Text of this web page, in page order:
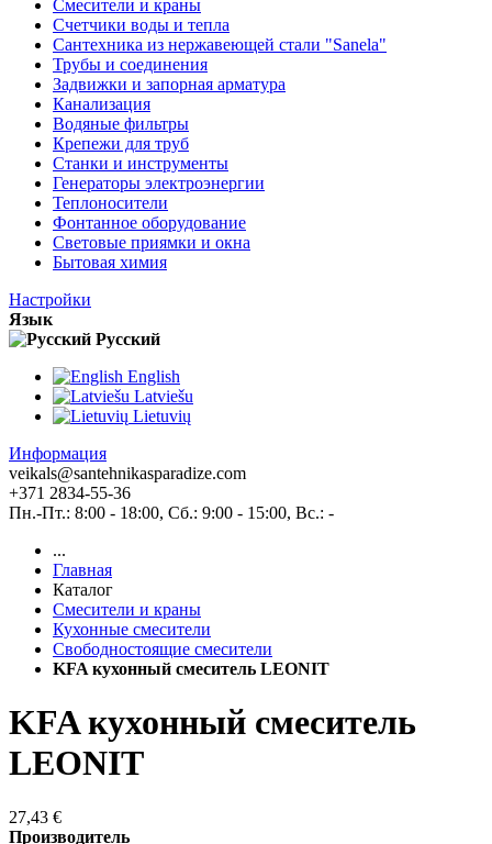
Смесители и краны
Счетчики воды и тепла
Сантехника из нержавеющей стали "Sanela"
Трубы и соединения
Задвижки и запорная арматура
Канализация
Водяные фильтры
Крепежи для труб
Станки и инструменты
Генераторы электроэнергии
Теплоносители
Фонтанное оборудование
Световые приямки и окна
Бытовая химия
Настройки
Язык
Pусский
English
Latviešu
Lietuvių
Информация
veikals@santehnikasparadize.com
+371 2834-55-36
Пн.-Пт.: 8:00 - 18:00, Сб.: 9:00 - 15:00, Вс.: -
...
Главная
Каталог
Смесители и краны
Кухонные смесители
Свободностоящие смесители
KFA кухонный смеситель LEONIT
KFA кухонный смеситель
LEONIT
27,43 €
Производитель